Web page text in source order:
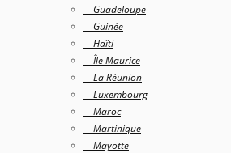
Guadeloupe
Guinée
Haîti
Île Maurice
La Réunion
Luxembourg
Maroc
Martinique
Mayotte